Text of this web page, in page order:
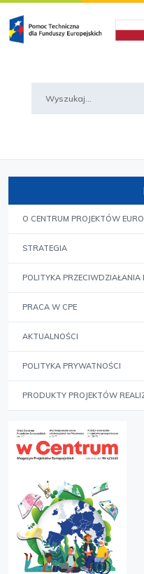
O CENTRUM PROJEKTÓW
STRATEGIA
POLITYKA PRZECIWDZIAŁANIA
PRACA W CPE
AKTUALNOŚCI
POLITYKA PRYWATNOŚCI
PRODUKTY PROJEKTÓW